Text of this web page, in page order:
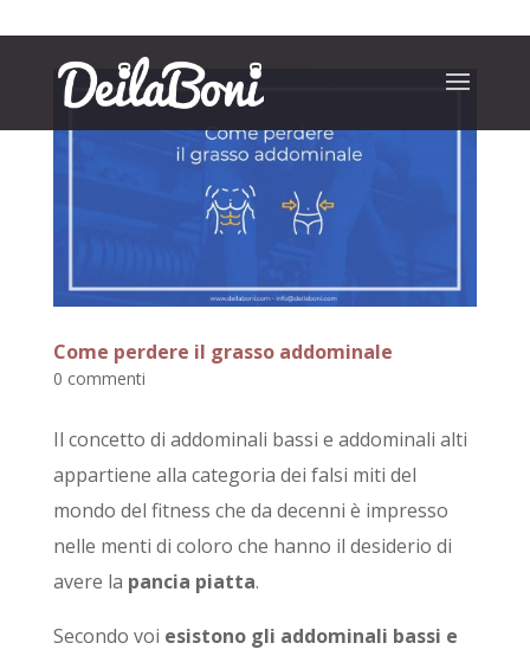
Come perdere il grasso addominale
0 commenti
Il concetto di addominali bassi e addominali alti
appartiene alla categoria dei falsi miti del
mondo del fitness che da decenni è impresso
nelle menti di coloro che hanno il desiderio di
avere la pancia piatta.
Secondo voi esistono gli addominali bassi e